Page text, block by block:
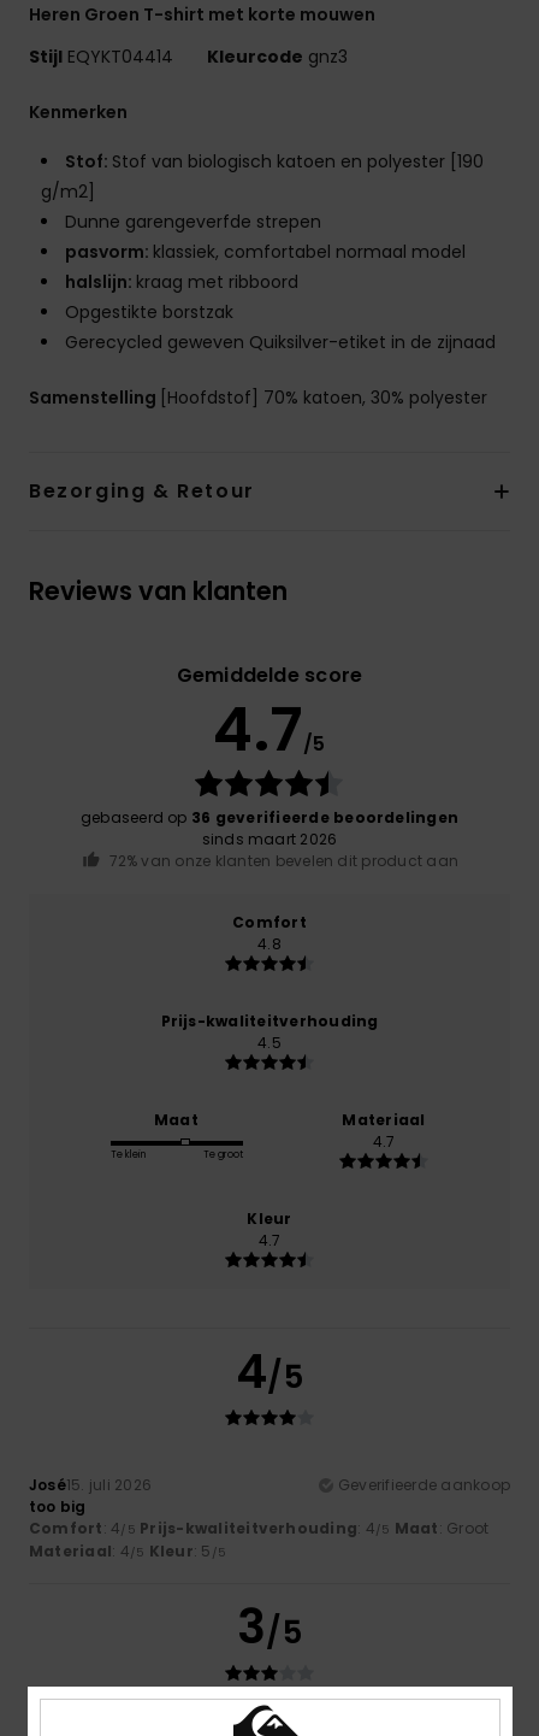
Heren Groen T-shirt met korte mouwen
Stijl EQYKT04414 Kleurcode gnz3
Kenmerken
Stof: Stof van biologisch katoen en polyester [190
g/m2]
Dunne garengeverfde strepen
pasvorm: klassiek, comfortabel normaal model
halslijn: kraag met ribboord
Opgestikte borstzak
Gerecycled geweven Quiksilver-etiket in de zijnaad
Samenstelling [Hoofdstof] 70% katoen, 30% polyester
Bezorging & Retour
Reviews van klanten
Gemiddelde score
4.7/5
gebaseerd op 36 geverifieerde beoordelingen
sinds maart 2026
72% van onze klanten bevelen dit product aan
Comfort
4.8
Prijs-kwaliteitverhouding
4.5
Maat
Te klein Te groot
Materiaal
4.7
Kleur
4.7
4/5
José15. juli 2026
Geverifieerde aankoop
too big
Comfort: 4/5 Prijs-kwaliteitverhouding: 4/5 Maat: Groot
Materiaal: 4/5 Kleur: 5 /5
3/5